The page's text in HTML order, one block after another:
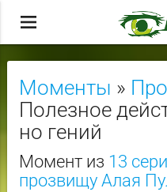
menu
Моменты »
Полезное
но гений
Момент из 13
прозвищу Алая